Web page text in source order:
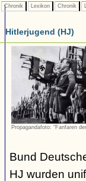
Chronik Lexikon Chronik
Hitlerjugend (HJ)
Propagandafoto: "Fanfaren
Bund
HJ wurden